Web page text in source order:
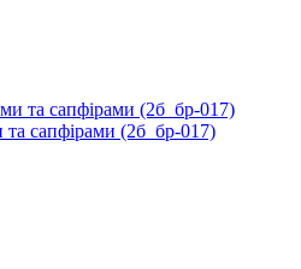
та сапфірами (2б_бр-017)